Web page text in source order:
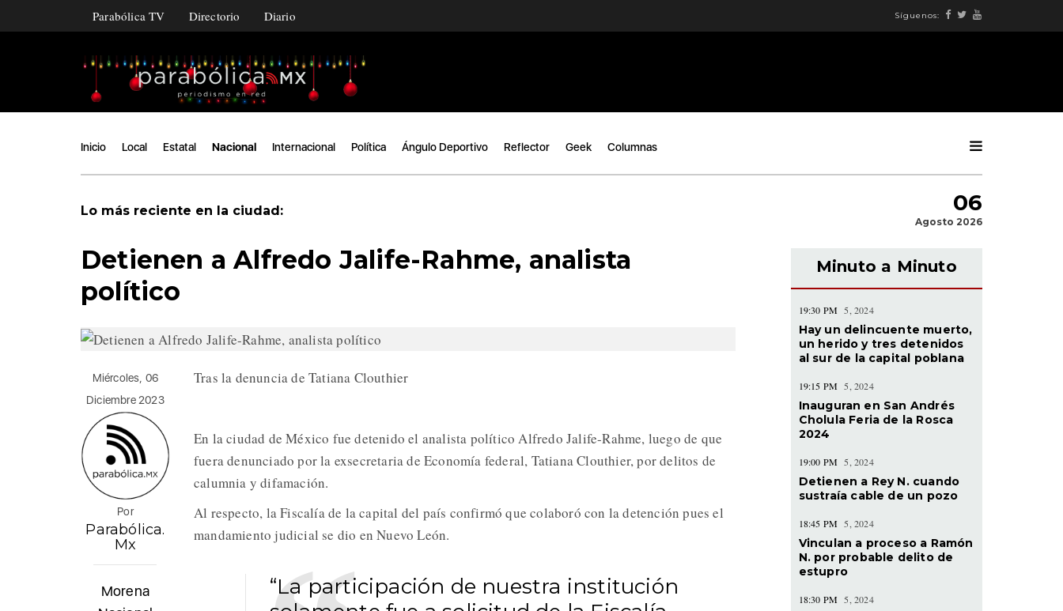
Parabólica TV Directorio Diario Síguenos:
Inicio Local Estatal Nacional Internacional Política Ángulo Deportivo Reflector Geek Columnas
Lo más reciente en la ciudad: 06
Agosto 2026
Detienen a Alfredo Jalife-Rahme, analista
político
Miércoles, 06
Diciembre 2023
Por
Parabólica.
Mx
Morena
Tras la denuncia de Tatiana Clouthier
En la ciudad de México fue detenido el analista político Alfredo Jalife-Rahme, luego de que
fuera denunciado por la exsecretaria de Economía federal, Tatiana Clouthier, por delitos de
calumnia y difamación.
Al respecto, la Fiscalía de la capital del país confirmó que colaboró con la detención pues el
mandamiento judicial se dio en Nuevo León.
“La participación de nuestra institución
Minuto a Minuto
19:30 PM 5, 2024
Hay un delincuente muerto,
un herido y tres detenidos
al sur de la capital poblana
19:15 PM 5, 2024
Inauguran en San Andrés
Cholula Feria de la Rosca
2024
19:00 PM 5, 2024
Detienen a Rey N. cuando
sustraía cable de un pozo
18:45 PM 5, 2024
Vinculan a proceso a Ramón
N. por probable delito de
estupro
18:30 PM 5, 2024